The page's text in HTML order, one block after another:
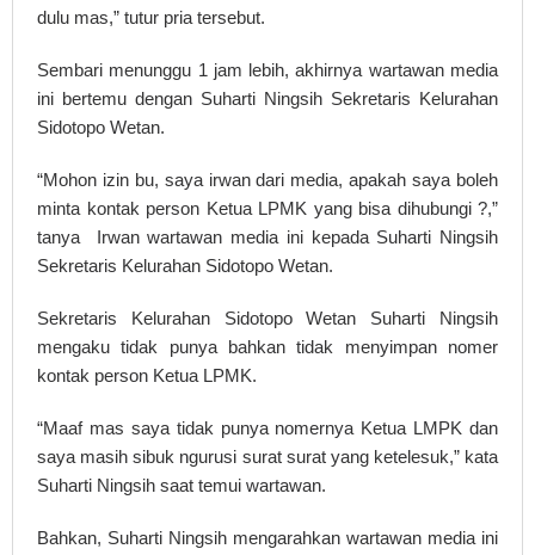
dulu mas,” tutur pria tersebut.
Sembari menunggu 1 jam lebih, akhirnya wartawan media
ini bertemu dengan Suharti Ningsih Sekretaris Kelurahan
Sidotopo Wetan.
“Mohon izin bu, saya irwan dari media, apakah saya boleh
minta kontak person Ketua LPMK yang bisa dihubungi ?,”
tanya Irwan wartawan media ini kepada Suharti Ningsih
Sekretaris Kelurahan Sidotopo Wetan.
Sekretaris Kelurahan Sidotopo Wetan Suharti Ningsih
mengaku tidak punya bahkan tidak menyimpan nomer
kontak person Ketua LPMK.
“Maaf mas saya tidak punya nomernya Ketua LMPK dan
saya masih sibuk ngurusi surat surat yang ketelesuk,” kata
Suharti Ningsih saat temui wartawan.
Bahkan, Suharti Ningsih mengarahkan wartawan media ini